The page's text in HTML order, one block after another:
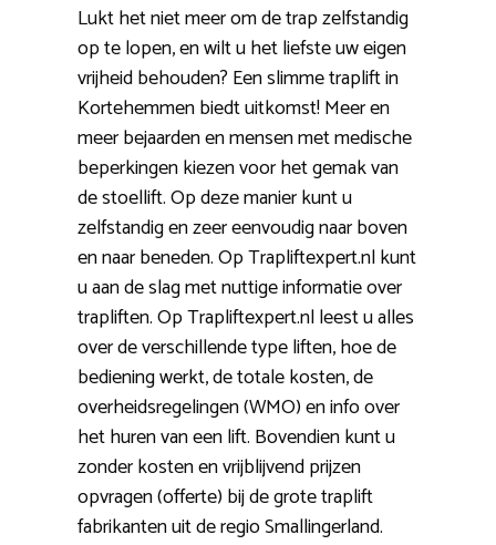
Lukt het niet meer om de trap zelfstandig
op te lopen, en wilt u het liefste uw eigen
vrijheid behouden? Een slimme traplift in
Kortehemmen biedt uitkomst! Meer en
meer bejaarden en mensen met medische
beperkingen kiezen voor het gemak van
de stoellift. Op deze manier kunt u
zelfstandig en zeer eenvoudig naar boven
en naar beneden. Op Trapliftexpert.nl kunt
u aan de slag met nuttige informatie over
trapliften. Op Trapliftexpert.nl leest u alles
over de verschillende type liften, hoe de
bediening werkt, de totale kosten, de
overheidsregelingen (WMO) en info over
het huren van een lift. Bovendien kunt u
zonder kosten en vrijblijvend prijzen
opvragen (offerte) bij de grote traplift
fabrikanten uit de regio Smallingerland.